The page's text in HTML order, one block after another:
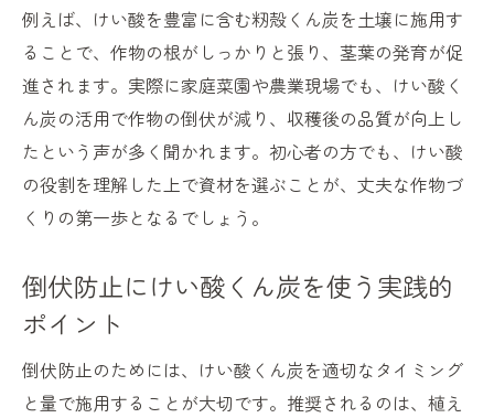
例えば、けい酸を豊富に含む籾殻くん炭を土壌に施用す
ることで、作物の根がしっかりと張り、茎葉の発育が促
進されます。実際に家庭菜園や農業現場でも、けい酸く
ん炭の活用で作物の倒伏が減り、収穫後の品質が向上し
たという声が多く聞かれます。初心者の方でも、けい酸
の役割を理解した上で資材を選ぶことが、丈夫な作物づ
くりの第一歩となるでしょう。
倒伏防止にけい酸くん炭を使う実践的
ポイント
倒伏防止のためには、けい酸くん炭を適切なタイミング
と量で施用することが大切です。推奨されるのは、植え